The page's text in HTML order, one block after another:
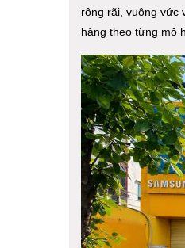
rộng rãi, vuông vức
hàng theo từng mô